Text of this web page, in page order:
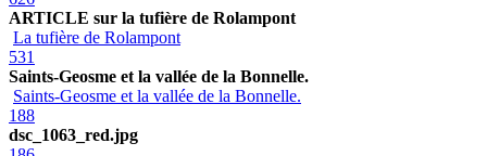
ARTICLE sur la tufière de Rolampont
La tufière de Rolampont
531
Saints-Geosme et la vallée de la Bonnelle.
Saints-Geosme et la vallée de la Bonnelle.
188
dsc_1063_red.jpg